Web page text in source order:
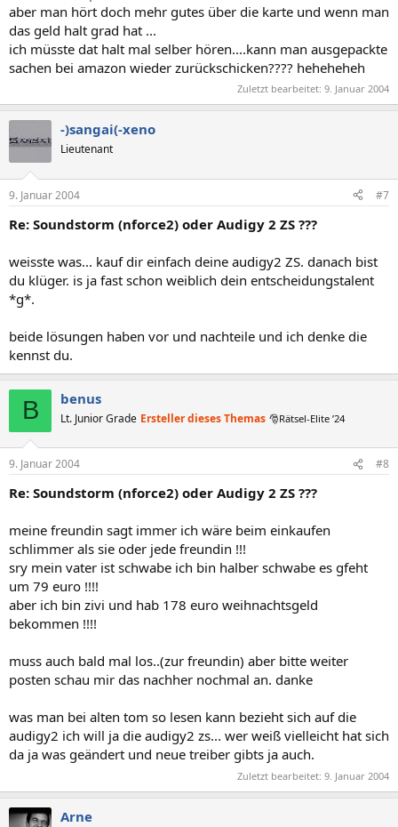
aber man hört doch mehr gutes über die karte und wenn man
das geld halt grad hat ...
ich müsste dat halt mal selber hören....kann man ausgepackte
sachen bei amazon wieder zurückschicken???? heheheheh
Zuletzt bearbeitet: 9. Januar 2004
-)sangai(-xeno
Lieutenant
9. Januar 2004 #7
Re: Soundstorm (nforce2) oder Audigy 2 ZS ???
weisste was... kauf dir einfach deine audigy2 ZS. danach bist
du klüger. is ja fast schon weiblich dein entscheidungstalent
*g*.
beide lösungen haben vor und nachteile und ich denke die
kennst du.
B benus
Lt. Junior Grade Ersteller dieses Themas 🎅Rätsel-Elite ’24
9. Januar 2004 #8
Re: Soundstorm (nforce2) oder Audigy 2 ZS ???
meine freundin sagt immer ich wäre beim einkaufen
schlimmer als sie oder jede freundin !!!
sry mein vater ist schwabe ich bin halber schwabe es gfeht
um 79 euro !!!!
aber ich bin zivi und hab 178 euro weihnachtsgeld
bekommen !!!!
muss auch bald mal los..(zur freundin) aber bitte weiter
posten schau mir das nachher nochmal an. danke
was man bei alten tom so lesen kann bezieht sich auf die
audigy2 ich will ja die audigy2 zs... wer weiß vielleicht hat sich
da ja was geändert und neue treiber gibts ja auch.
Zuletzt bearbeitet: 9. Januar 2004
Arne